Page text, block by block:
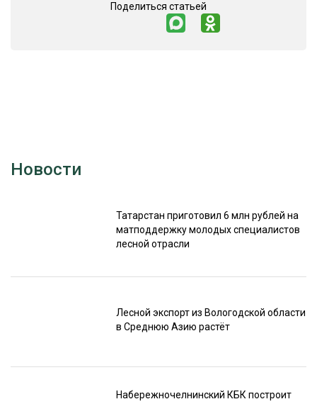
Поделиться статьей
Новости
Татарстан приготовил 6 млн рублей на
матподдержку молодых специалистов
лесной отрасли
Лесной экспорт из Вологодской области
в Среднюю Азию растёт
Набережночелнинский КБК построит